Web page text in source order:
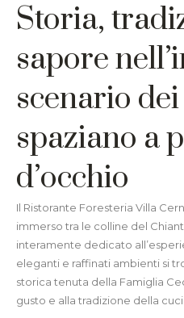
Storia,
sapore
scenario
spaziano a
d’occhio
Il Ristorante Foresteria Villa
immerso tra le colline del
interamente dedicato
eleganti e raffinati ambienti si
storica tenuta della Famiglia
gusto e alla tradizione della